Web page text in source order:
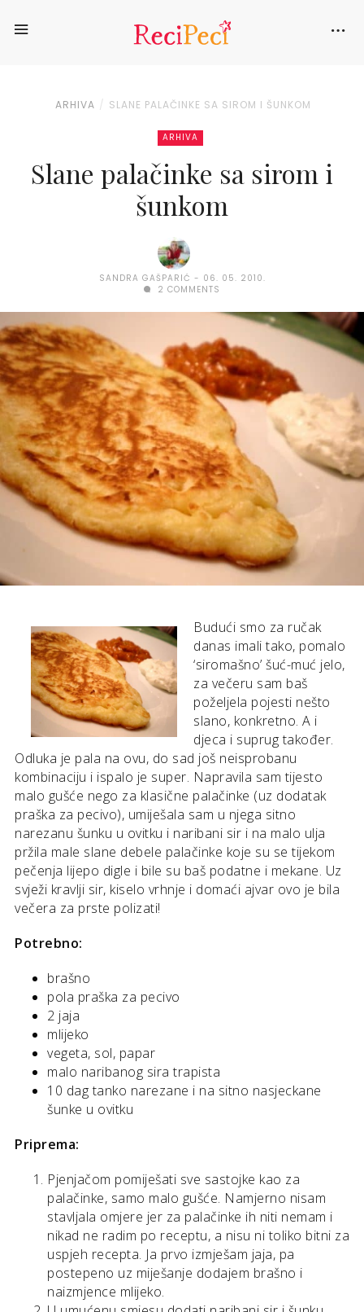
ARHIVA SLANE PALAČINKE SA SIROM I ŠUNKOM
ARHIVA
Slane palačinke sa sirom i
šunkom
SANDRA GAŠPARIĆ
06. 05. 2010.
2 COMMENTS
Budući smo za ručak
danas imali tako, pomalo
‘siromašno’ šuć-muć jelo,
za večeru sam baš
poželjela pojesti nešto
slano, konkretno. A i
djeca i suprug također.
Odluka je pala na ovu, do sad još neisprobanu
kombinaciju i ispalo je super. Napravila sam tijesto
malo gušće nego za klasične palačinke (uz dodatak
praška za pecivo), umiješala sam u njega sitno
narezanu šunku u ovitku i naribani sir i na malo ulja
pržila male slane debele palačinke koje su se tijekom
pečenja lijepo digle i bile su baš podatne i mekane. Uz
svježi kravlji sir, kiselo vrhnje i domaći ajvar ovo je bila
večera za prste polizati!
Potrebno:
brašno
pola praška za pecivo
2 jaja
mlijeko
vegeta, sol, papar
malo naribanog sira trapista
10 dag tanko narezane i na sitno nasjeckane
šunke u ovitku
Priprema:
Pjenjačom pomiješati sve sastojke kao za
palačinke, samo malo gušće. Namjerno nisam
stavljala omjere jer za palačinke ih niti nemam i
nikad ne radim po receptu, a nisu ni toliko bitni za
uspjeh recepta. Ja prvo izmješam jaja, pa
postepeno uz miješanje dodajem brašno i
naizmjence mlijeko.